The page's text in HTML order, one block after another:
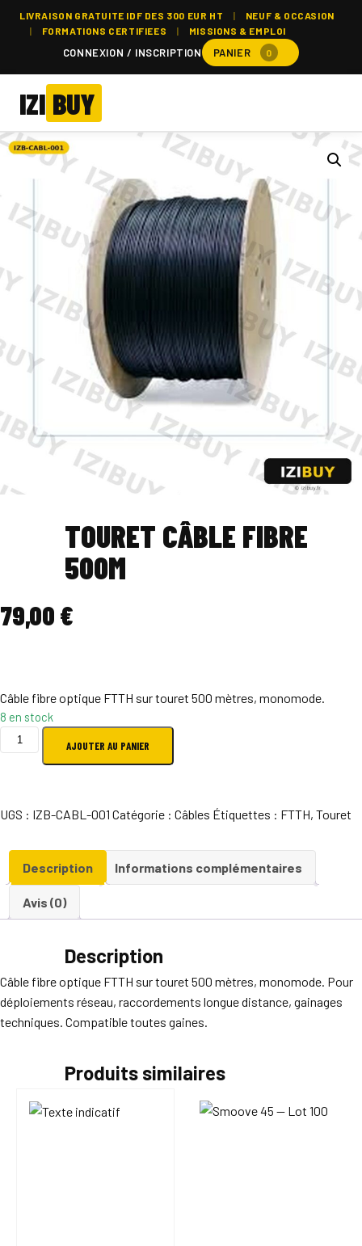
LIVRAISON GRATUITE IDF DES 300 EUR HT |
NEUF & OCCASION
|
FORMATIONS CERTIFIEES | MISSIONS & EMPLOI
CONNEXION / INSCRIPTION PANIER 0
IZI BUY
TOURET CÂBLE FIBRE
500M
79,00 €
Câble fibre optique FTTH sur touret 500 mètres, monomode.
8 en stock
quantité
de
fibre
AJOUTER AU PANIER
UGS : IZB-CABL-001 Catégorie : Câbles Étiquettes : FTTH, Touret
Description Informations complémentaires
Avis (0)
Description
Câble fibre optique FTTH sur touret 500 mètres, monomode. Pour
déploiements réseau, raccordements longue distance, gainages
techniques. Compatible toutes gaines.
Produits similaires